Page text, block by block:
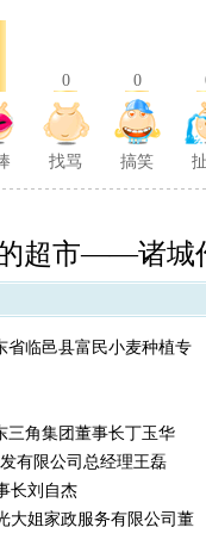
0 0
找骂 搞笑
超市——诸城
临邑县富民小麦种植专
角集团董事长丁玉华
有限公司总经理王磊
长刘自杰
姐家政服务有限公司董